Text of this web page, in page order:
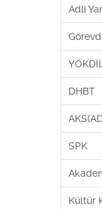
Adli
YÖKDİL
DHBT
SPK
Kültür